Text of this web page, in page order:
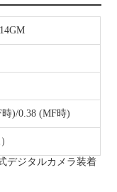
時)/0.38 (MF時)
デジタルカメラ装着